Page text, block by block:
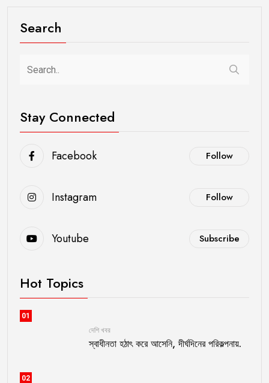
Search
Stay Connected
Facebook Follow
Instagram Follow
Youtube Subscribe
Hot Topics
01
দেশি খবর
স্বাধীনতা হঠাৎ করে আসেনি, দীর্ঘদিনের পরিকল্পনায়.
02